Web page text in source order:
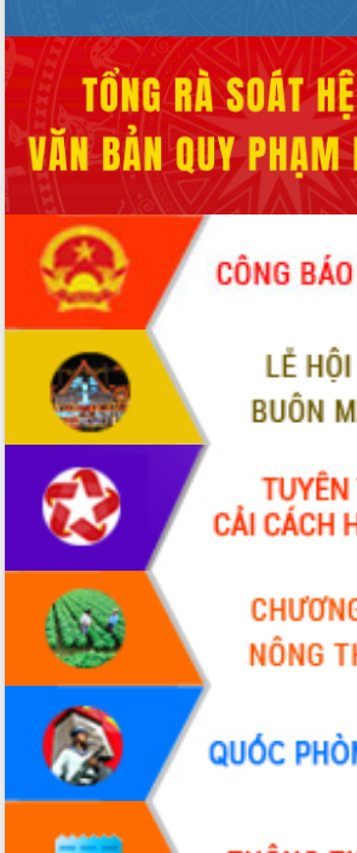
VIDEO
Không có file video nào để phát.
ALBUM ẢNH
LIÊN KẾT WEB